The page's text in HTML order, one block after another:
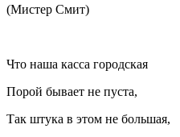
(Мистер Смит)
Что наша касса городская
Порой бывает не пуста,
Так штука в этом не большая,